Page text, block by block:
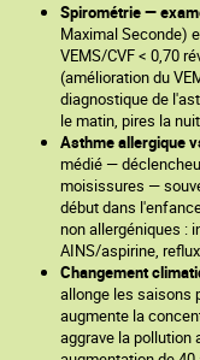
Spirométrie —
Maximal Seconde)
VEMS/CVF < 0,70
(amélioration du
diagnostique de
le matin, pires la
Asthme allergique
médié —
moisissures —
début dans
non allergéniques :
AINS/aspirine,
Changement
allonge les saisons
augmente la
aggrave la pollution